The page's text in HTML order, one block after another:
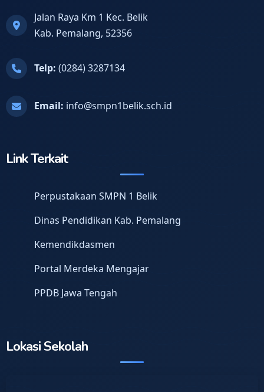
Jalan Raya Km 1 Kec. Belik
Kab. Pemalang, 52356
Telp: (0284) 3287134
Email: info@smpn1belik.sch.id
Link Terkait
Perpustakaan SMPN 1 Belik
Dinas Pendidikan Kab. Pemalang
Kemendikdasmen
Portal Merdeka Mengajar
PPDB Jawa Tengah
Lokasi Sekolah